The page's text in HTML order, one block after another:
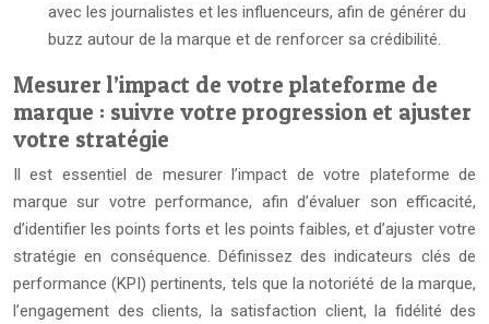
avec les journalistes et les influenceurs, afin de générer du
buzz autour de la marque et de renforcer sa crédibilité.
Mesurer l’impact de votre plateforme de
marque : suivre votre progression et ajuster
votre stratégie
Il est essentiel de mesurer l’impact de votre plateforme de
marque sur votre performance, afin d’évaluer son efficacité,
d’identifier les points forts et les points faibles, et d’ajuster votre
stratégie en conséquence. Définissez des indicateurs clés de
performance (KPI) pertinents, tels que la notoriété de la marque,
l’engagement des clients, la satisfaction client, la fidélité des